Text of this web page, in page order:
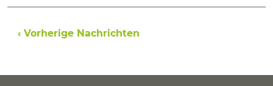
Beitragsnavigation
‹ Vorherige Nachrichten